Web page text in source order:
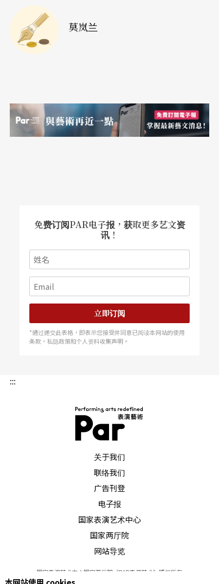
往法国，每天在与实际演出场地差不多的剧场排
练，并于每周Open rehearsal后的Q&A中听观众的
观后心得。演员王玮廉提到：「国际合作带给了自
经有殖民历史的法国和有著被殖民过去的台湾，在
诠释以台法演员共饰一角的表演形式时，有些感
很重要，因为唯有如此，我们才有沟通的机会，这
个桥梁才真的能够搭起来。」
把属于台湾的自己展现给世界
四面环海的台湾，从引进国际优质节目发展至更深
入的跨国合创制作，就犹如两名异国恋人进入婚姻
一般，是比相同文化成长的伴侣关系有著更多挑
战。有亲炙国际级剧场导演的剧场美学经验的艺术
不同以往的创意思维；当然也有期许以国际合作模
藏提到，参与国际共制刺激他思考身为台湾演员的
定位：「台湾在地的创作者，都要更勇敢地把自己
的经历转化成创作素材。经过这次制作，我开始思
考台湾在这个世界上的位置，并思考可以带著什么
东西从台湾走出去？」如何藉著「跨」国际合创制
作节目的「创意交混」消弭模糊暧昧的文化疆界，
相信勇敢尝试更多的碰撞与实验，必能开展出新的
作者按：杨辉导演表示《边界》2017年5月将开始
莫岚兰
免费订阅PAR电子报，获取更多艺文资
讯！
立即订阅
*通过递交此表格，即表示您接受并同意已阅读本网站的使用
条款，私隐政策和个人资料收集声明。
:::
关于我们
联络我们
广告刊登
电子报
国家表演艺术中心
国家两厅院
网站导览
国家表演艺术中心国家两厅院《PAR表演艺术》版权所有